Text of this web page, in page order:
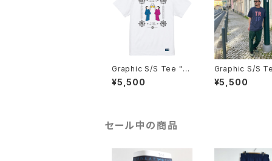
Graphic S/S Tee "琉
球界隈 嘉例"
¥5,500
Graphic S/S
RIP"
¥5,500
セール中の商品